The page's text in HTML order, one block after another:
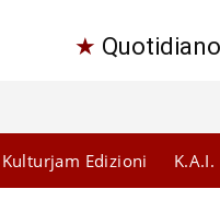
★
Kulturjam Edizioni K.A.I.